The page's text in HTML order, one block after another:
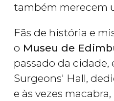
também merecem
Fãs de história e
o Museu de
passado da cidade,
Surgeons' Hall,
e às vezes